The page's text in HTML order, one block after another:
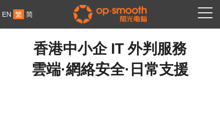
EN 繁 简
香港中小企 IT 外判服務
雲端·網絡安全·日常支援